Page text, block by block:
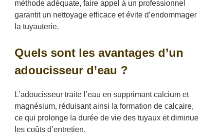
méthode adéquate, faire appel à un professionnel
garantit un nettoyage efficace et évite d’endommager
la tuyauterie.
Quels sont les avantages d’un
adoucisseur d’eau ?
L’adoucisseur traite l’eau en supprimant calcium et
magnésium, réduisant ainsi la formation de calcaire,
ce qui prolonge la durée de vie des tuyaux et diminue
les coûts d’entretien.